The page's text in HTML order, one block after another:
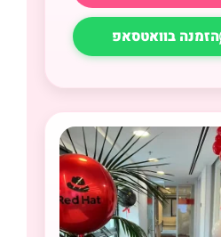
הזמנה בוואטסאפ